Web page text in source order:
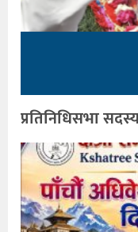
प्रतिनिधिसभा